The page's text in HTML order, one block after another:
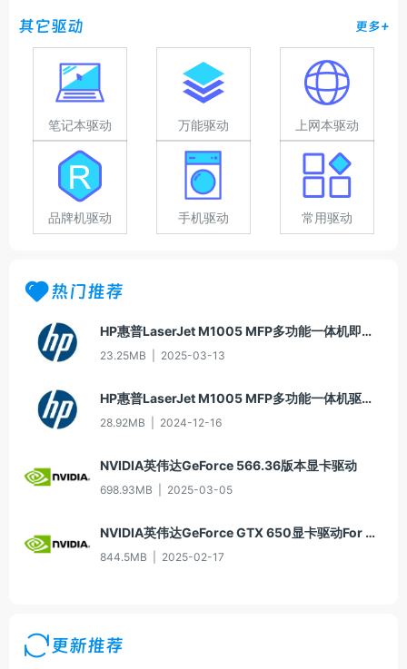
其它驱动 更多+
笔记本驱动 万能驱动 上网本驱动
品牌机驱动 手机驱动 常用驱动
热门推荐
HP惠普LaserJet M1005 MFP多功能一体机即插即用驱动20070326版For Win7
23.25MB 2025-03-13
HP惠普LaserJet M1005 MFP多功能一体机驱动20060913版For Win2000/XP
28.92MB 2024-12-16
NVIDIA英伟达GeForce 566.36版本显卡驱动
698.93MB 2025-03-05
NVIDIA英伟达GeForce GTX 650显卡驱动For Win10-64
844.5MB 2025-02-17
更新推荐